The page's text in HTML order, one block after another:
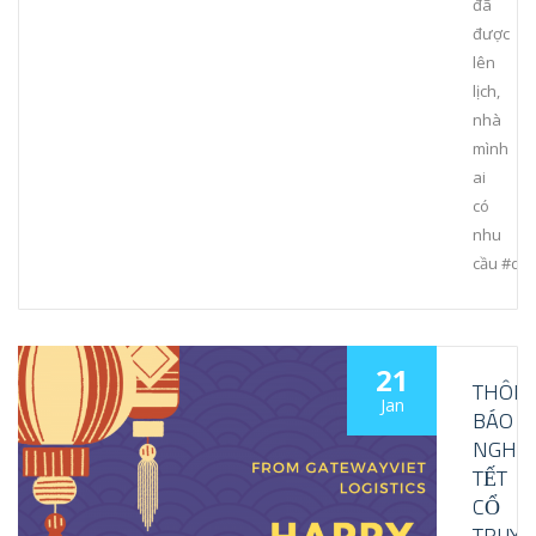
đã
được
lên
lịch,
nhà
mình
ai
có
nhu
cầu
21
Jan
BÁO
NGHỈ
TẾT
CỔ